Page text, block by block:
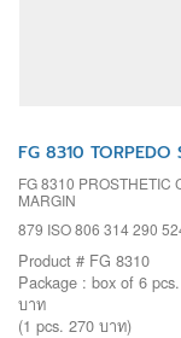
FG 8310
FG 8310 PROSTHETIC
MARGIN
879 ISO 806 314 290
Product # FG 8310
Package : box of 6
บาท
(1 pcs. 270 บาท)